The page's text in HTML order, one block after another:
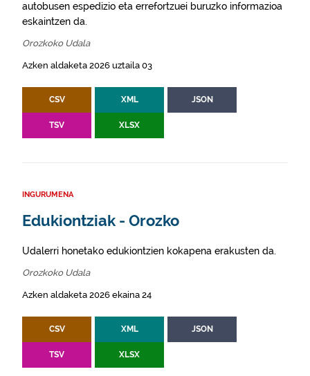
autobusen espedizio eta errefortzuei buruzko informazioa
eskaintzen da.
Orozkoko Udala
Azken aldaketa 2026 uztaila 03
CSV XML JSON
TSV XLSX
INGURUMENA
Edukiontziak - Orozko
Udalerri honetako edukiontzien kokapena erakusten da.
Orozkoko Udala
Azken aldaketa 2026 ekaina 24
CSV XML JSON
TSV XLSX